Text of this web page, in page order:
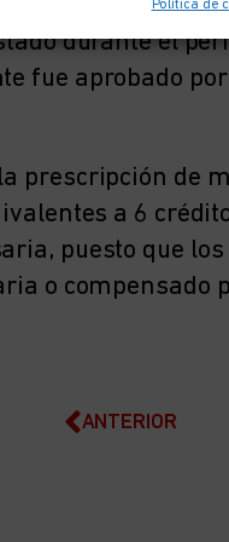
Política de
durante el
fue aprobado
prescripción de
a 6
puesto que
o compensado
ANTERIOR